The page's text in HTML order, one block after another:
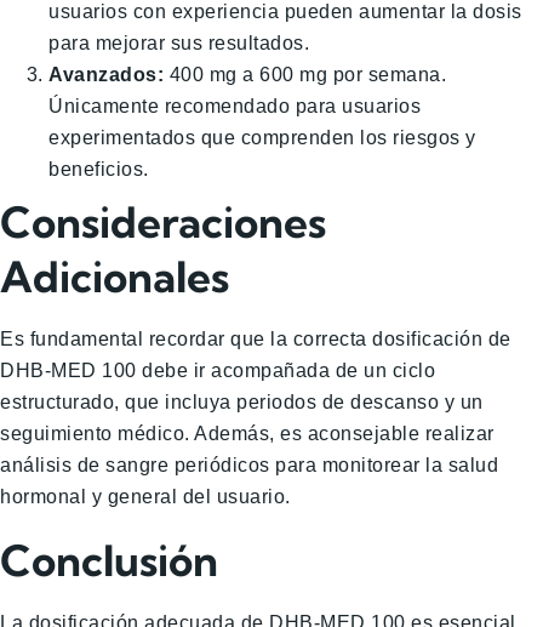
usuarios con experiencia pueden aumentar la dosis
para mejorar sus resultados.
Avanzados: 400 mg a 600 mg por semana.
Únicamente recomendado para usuarios
experimentados que comprenden los riesgos y
beneficios.
Consideraciones
Adicionales
Es fundamental recordar que la correcta dosificación de
DHB-MED 100 debe ir acompañada de un ciclo
estructurado, que incluya periodos de descanso y un
seguimiento médico. Además, es aconsejable realizar
análisis de sangre periódicos para monitorear la salud
hormonal y general del usuario.
Conclusión
La dosificación adecuada de DHB-MED 100 es esencial